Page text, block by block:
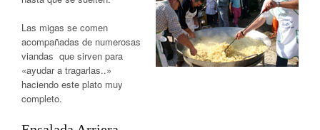
Las migas se comen
acompañadas de numerosas
viandas que sirven para
«ayudar a tragarlas..»
haciendo este plato muy
completo.